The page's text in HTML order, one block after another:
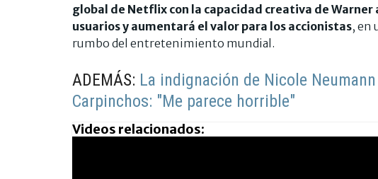
global de Netflix con la capacidad creativa de
usuarios y aumentará el valor para los accionistas, en
rumbo del entretenimiento mundial.
ADEMÁS: La indignación de Nicole
Carpinchos: "Me parece horrible"
Videos relacionados: